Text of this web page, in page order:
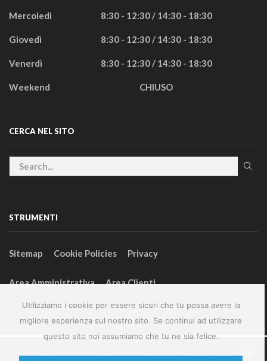
Utilizziamo i cookie per essere sicuri che tu possa avere la
migliore esperienza sul nostro sito. Se continui ad utilizzare
questo sito noi assumiamo che tu ne sia felice.
Mercoledì 8:30 - 12:30 / 14:30 - 18:30
Giovedì 8:30 - 12:30 / 14:30 - 18:30
Venerdì 8:30 - 12:30 / 14:30 - 18:30
Weekend CHIUSO
CERCA NEL SITO
STRUMENTI
Sitemap Cookie Policies Privacy
Area Amministrativa Area Clienti
2024 – GeneralFarm srl – P.IVA 00127580355